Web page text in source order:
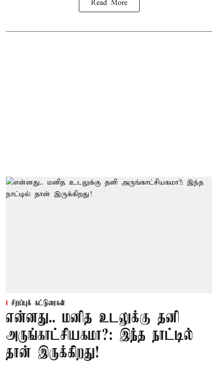
Read More
சிறப்புக் கட்டுரைகள்
என்னது.. மனித உடலுக்கு தனி
அருங்காட்சியகமா?: இந்த நாட்டில்
தான் இருக்கிறது!